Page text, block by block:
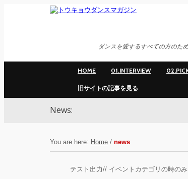
ダンスを愛するすべての方のた
HOME 01.INTERVIEW
旧サイトの記事を見る
News:
You are here: Home / news
テスト出力// イベントカテゴリの時の